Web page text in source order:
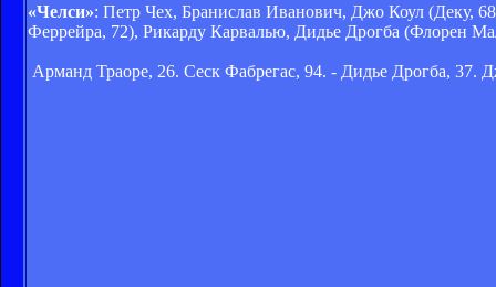
«Челси»: Петр Чех, Бранислав Иванович, Джо Коул (Деку,
Феррейра, 72), Рикарду Карвалью, Дидье Дрогба (Флорен
Арманд Траоре, 26. Сеск Фабрегас, 94. - Дидье Дрогба,